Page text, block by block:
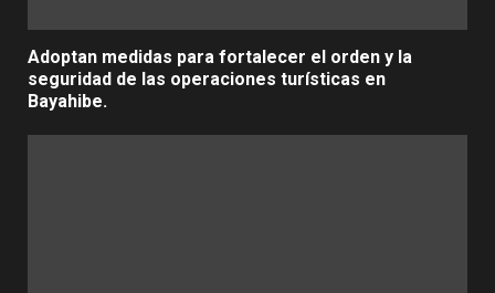
Adoptan medidas para fortalecer el orden y la
seguridad de las operaciones turísticas en
Bayahibe.